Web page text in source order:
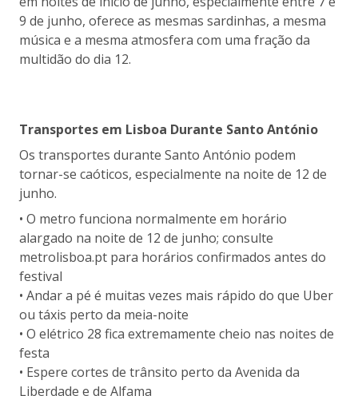
9 de junho, oferece as mesmas sardinhas, a mesma
música e a mesma atmosfera com uma fração da
multidão do dia 12.
Transportes em Lisboa Durante Santo António
Os transportes durante Santo António podem
tornar-se caóticos, especialmente na noite de 12 de
junho.
• O metro funciona normalmente em horário
alargado na noite de 12 de junho; consulte
metrolisboa.pt para horários confirmados antes do
festival
• Andar a pé é muitas vezes mais rápido do que Uber
ou táxis perto da meia-noite
• O elétrico 28 fica extremamente cheio nas noites de
festa
• Espere cortes de trânsito perto da Avenida da
Liberdade e de Alfama